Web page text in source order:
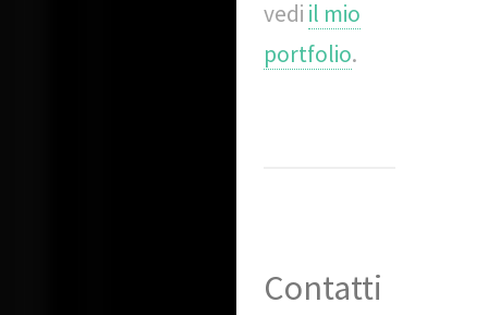
vedi il mio
portfolio.
Contatti